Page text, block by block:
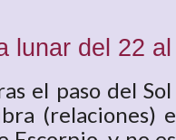
lunar del 22
el paso del
(relaciones)